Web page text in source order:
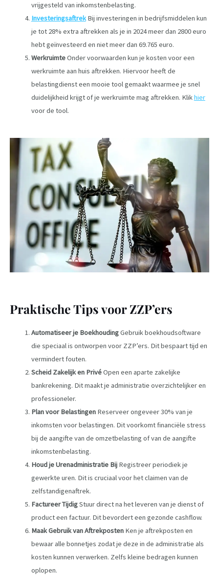
vrijgesteld van inkomstenbelasting.
InvesteringsaftrekBij investeringen in bedrijfsmiddelen kun
je tot 28% extra aftrekken als je in 2024 meer dan 2800 euro
hebt geïnvesteerd en niet meer dan 69.765 euro.
WerkruimteOnder voorwaarden kun je kosten voor een
werkruimte aan huis aftrekken. Hiervoor heeft de
belastingdienst een mooie tool gemaakt waarmee je snel
duidelijkheid krijgt of je werkruimte mag aftrekken. Klikhier
voor de tool.
Praktische Tips voor ZZP’ers
Automatiseer je BoekhoudingGebruik boekhoudsoftware
die speciaal is ontworpen voor ZZP’ers. Dit bespaart tijd en
vermindert fouten.
Scheid Zakelijk en PrivéOpen een aparte zakelijke
bankrekening. Dit maakt je administratie overzichtelijker en
professioneler.
Plan voor BelastingenReserveer ongeveer 30% van je
inkomsten voor belastingen. Dit voorkomt financiële stress
bij de aangifte van de omzetbelasting of van de aangifte
inkomstenbelasting.
Houd je Urenadministratie BijRegistreer periodiek je
gewerkte uren. Dit is cruciaal voor het claimen van de
zelfstandigenaftrek.
Factureer TijdigStuur direct na het leveren van je dienst of
product een factuur. Dit bevordert een gezonde cashflow.
Maak Gebruik van AftrekpostenKen je aftrekposten en
bewaar alle bonnetjes zodat je deze in de administratie als
kosten kunnen verwerken. Zelfs kleine bedragen kunnen
oplopen.